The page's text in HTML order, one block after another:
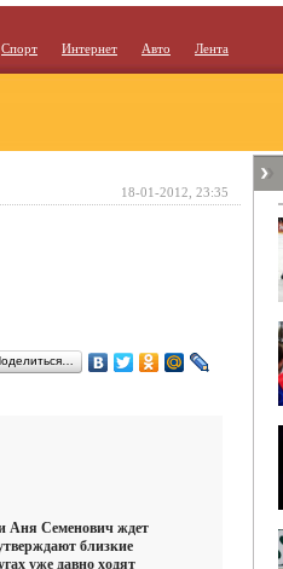
Спорт Интернет Авто Лента
Аня Семенович ждет
близкие
уже давно ходят
18-01-2012, 23:35